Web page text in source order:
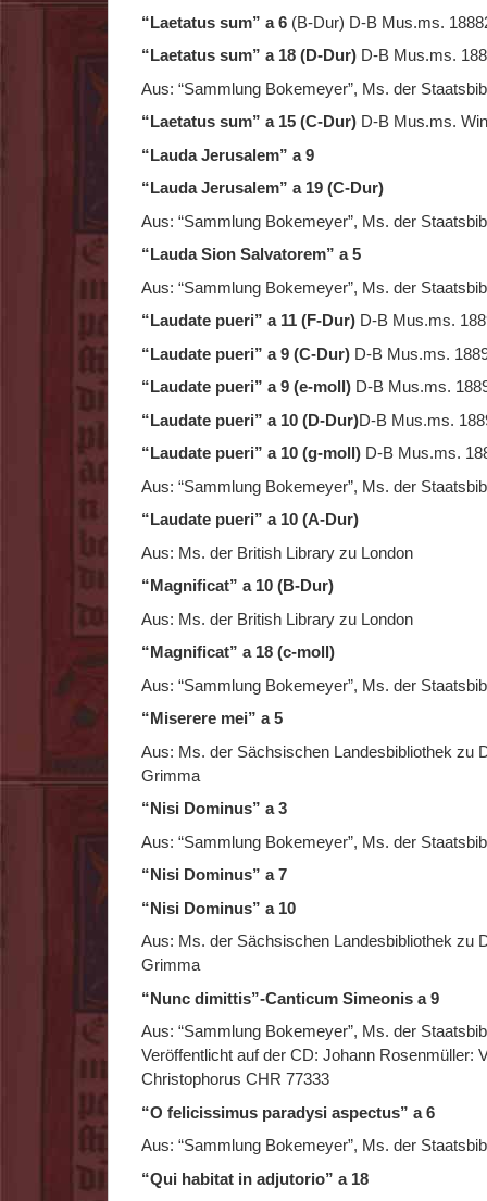
“Laetatus sum” a 6 (B-Dur) D-B Mus.ms.
“Laetatus sum” a 18 (D-Dur) D-B Mus.ms.
Aus: “Sammlung Bokemeyer”, Ms. der
“Laetatus sum” a 15 (C-Dur) D-B Mus.ms.
“Lauda Jerusalem” a 9
“Lauda Jerusalem” a 19 (C-Dur)
Aus: “Sammlung Bokemeyer”, Ms. der
“Lauda Sion Salvatorem” a 5
Aus: “Sammlung Bokemeyer”, Ms. der
“Laudate pueri” a 11 (F-Dur) D-B Mus.ms.
“Laudate pueri” a 9 (C-Dur) D-B Mus.ms.
“Laudate pueri” a 9 (e-moll) D-B Mus.ms.
“Laudate pueri” a 10 (D-Dur)D-B Mus.ms.
“Laudate pueri” a 10 (g-moll) D-B Mus.ms.
Aus: “Sammlung Bokemeyer”, Ms. der
“Laudate pueri” a 10 (A-Dur)
Aus: Ms. der British Library zu London
“Magnificat” a 10 (B-Dur)
Aus: Ms. der British Library zu London
“Magnificat” a 18 (c-moll)
Aus: “Sammlung Bokemeyer”, Ms. der
“Miserere mei” a 5
Aus: Ms. der Sächsischen Landesbibliothek zu
Grimma
“Nisi Dominus” a 3
Aus: “Sammlung Bokemeyer”, Ms. der
“Nisi Dominus” a 7
“Nisi Dominus” a 10
Aus: Ms. der Sächsischen Landesbibliothek zu
Grimma
“Nunc dimittis”-Canticum Simeonis a 9
Aus: “Sammlung Bokemeyer”, Ms. der
Veröffentlicht auf der CD: Johann Rosenmüller:
Christophorus CHR 77333
“O felicissimus paradysi aspectus” a 6
Aus: “Sammlung Bokemeyer”, Ms. der
“Qui habitat in adjutorio” a 18